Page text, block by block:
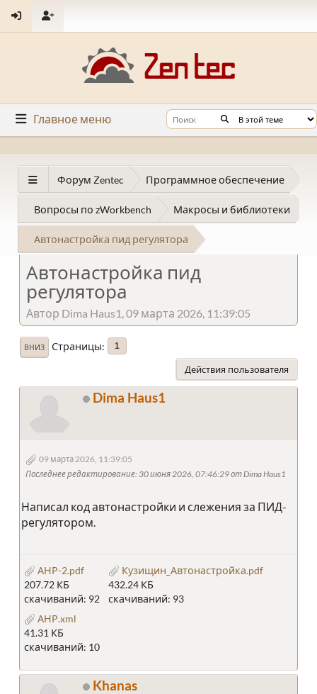
Главное меню
Форум Zentec Программное обеспечение
Вопросы по zWorkbench Макросы и библиотеки
Автонастройка пид регулятора
Автонастройка пид
регулятора
Автор Dima Haus1, 09 марта 2026, 11:39:05
ВНИЗ Страницы 1
Действия пользователя
Dima Haus1
09 марта 2026, 11:39:05
Последнее редактирование: 30 июня 2026, 07:46:29 от Dima Haus1
Написал код автонастройки и слежения за ПИД-
регулятором.
АНР-2.pdf
207.72 КБ
скачиваний: 92
Кузищин_Автонастройка.pdf
432.24 КБ
скачиваний: 93
АНР.xml
41.31 КБ
скачиваний: 10
Khanas